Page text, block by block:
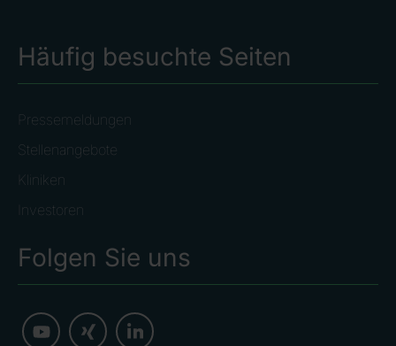
Häufig besuchte Seiten
Pressemeldungen
Stellenangebote
Kliniken
Investoren
Folgen Sie uns